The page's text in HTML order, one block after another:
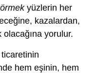
yüzlerin her
kazalardan,
yorulur.
hem eşinin, hem